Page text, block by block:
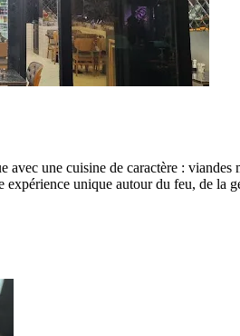
une cuisine de caractère :
unique autour du feu, de la